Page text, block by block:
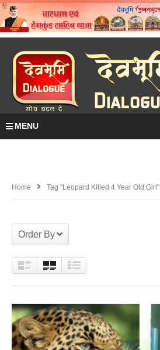
MENU
Home Tag "leopard Killed 4 Year Old Girl"
Order By